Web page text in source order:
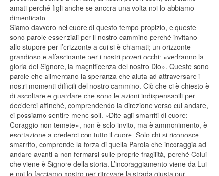
amati perché figli anche se ancora una volta noi lo abbiamo
dimenticato.
Siamo davvero nel cuore di questo tempo propizio, e queste
sono parole essenziali per il nostro cammino perché invitano
allo stupore per l’orizzonte a cui si è chiamati; un orizzonte
grandioso e affascinante per i nostri poveri occhi: «vedranno la
gloria del Signore, la magnificenza del nostro Dio». Queste sono
parole che alimentano la speranza che aiuta ad attraversare i
nostri momenti difficili del nostro cammino. Ciò che ci è chiesto è
di ascoltare e guardare che sono le azioni indispensabili per
deciderci affinché, comprendendo la direzione verso cui andare,
ci possiamo sentire meno soli. «Dite agli smarriti di cuore:
Coraggio non temete», non è solo invito, ma è ammonimento, è
esortazione a crederci con tutto il cuore. Solo chi si riconosce
smarrito, comprende la forza di quella Parola che incoraggia ad
andare avanti a non fermarsi sulle proprie fragilità, perché Colui
che viene è Signore della storia. L’incoraggiamento viene da Lui
e noi lo facciamo nostro per ritrovare la strada giusta pur